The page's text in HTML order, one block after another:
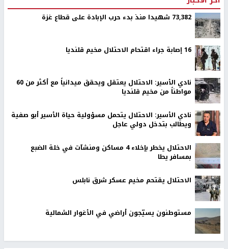
73,382 شهيدا منذ بدء حرب الإبادة على قطاع غزة
16 إصابة جراء اقتحام الاحتلال مخيم قلنديا
نادي الأسير: الاحتلال يعتقل ويحقق ميدانياً مع أكثر من 60
مواطناً من مخيم قلنديا
نادي الأسير: الاحتلال يتحمل مسؤولية حياة الأسير أبو صفية
ويطالب بتدخل دولي عاجل
الاحتلال يخطر بإخلاء 4 مساكن ومنشآت في خلة الضبع
بمسافر يطا
الاحتلال يقتحم مخيم عسكر شرق نابلس
مستوطنون يسيّجون أراضي في الأغوار الشمالية